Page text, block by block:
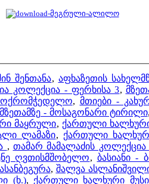
შენთანა, აფხაზეთის
კოლექცია - ფერხისა 3,
ოქრომჭედელო, მთიები -
მზეთამზე - მოსაგონარი ტირილი,
მაყრული, ქართული ხალხური
ლამაზი, ქართული
, თამარ მამალაძის
ღვთისმშობელო, ბასიანი -
, შალვა
(ხ.), ქართული ხალხური